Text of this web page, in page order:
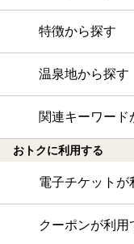
特徴から探す
温泉地から探す
関連キーワード
おトクに利用する
電子チケットが
クーポンが利用